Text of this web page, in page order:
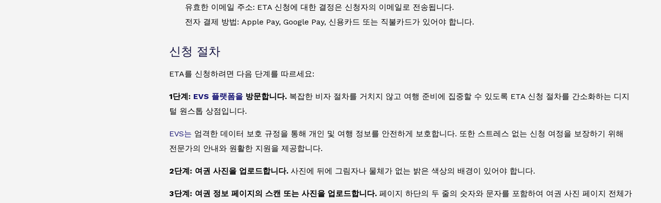
유효한 이메일 주소: ETA 신청에 대한 결정은 신청자의 이메일로 전송됩니다.
전자 결제 방법: Apple Pay, Google Pay, 신용카드 또는 직불카드가 있어야 합니다.
신청 절차
ETA를 신청하려면 다음 단계를 따르세요:
1단계: EVS 플랫폼을 방문합니다. 복잡한 비자 절차를 거치지 않고 여행 준비에 집중할 수 있도록 ETA 신청 절차를 간소화하는 디지
털 원스톱 상점입니다.
EVS는 엄격한 데이터 보호 규정을 통해 개인 및 여행 정보를 안전하게 보호합니다. 또한 스트레스 없는 신청 여정을 보장하기 위해
전문가의 안내와 원활한 지원을 제공합니다.
2단계: 여권 사진을 업로드합니다. 사진에 뒤에 그림자나 물체가 없는 밝은 색상의 배경이 있어야 합니다.
3단계: 여권 정보 페이지의 스캔 또는 사진을 업로드합니다. 페이지 하단의 두 줄의 숫자와 문자를 포함하여 여권 사진 페이지 전체가